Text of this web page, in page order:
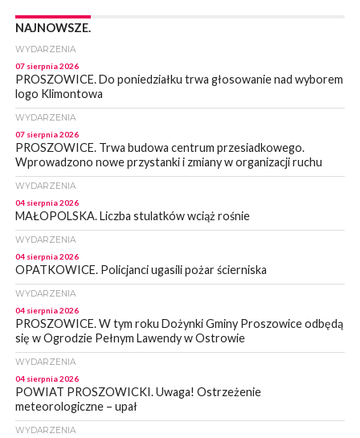
NAJNOWSZE.
WYDARZENIA
07 sierpnia 2026
PROSZOWICE. Do poniedziałku trwa głosowanie nad wyborem
logo Klimontowa
WYDARZENIA
07 sierpnia 2026
PROSZOWICE. Trwa budowa centrum przesiadkowego.
Wprowadzono nowe przystanki i zmiany w organizacji ruchu
WYDARZENIA
04 sierpnia 2026
MAŁOPOLSKA. Liczba stulatków wciąż rośnie
WYDARZENIA
04 sierpnia 2026
OPATKOWICE. Policjanci ugasili pożar ścierniska
WYDARZENIA
04 sierpnia 2026
PROSZOWICE. W tym roku Dożynki Gminy Proszowice odbędą
się w Ogrodzie Pełnym Lawendy w Ostrowie
WYDARZENIA
04 sierpnia 2026
POWIAT PROSZOWICKI. Uwaga! Ostrzeżenie
meteorologiczne – upał
WYDARZENIA